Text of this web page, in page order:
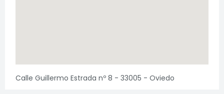
Calle Guillermo Estrada nº 8 - 33005 - Oviedo